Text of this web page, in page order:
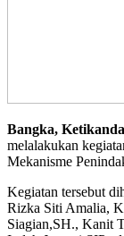
Bangka,
melalakukan
Mekanisme
Kegiatan tersebut
Rizka Siti Amalia,
Siagian,SH., Kanit